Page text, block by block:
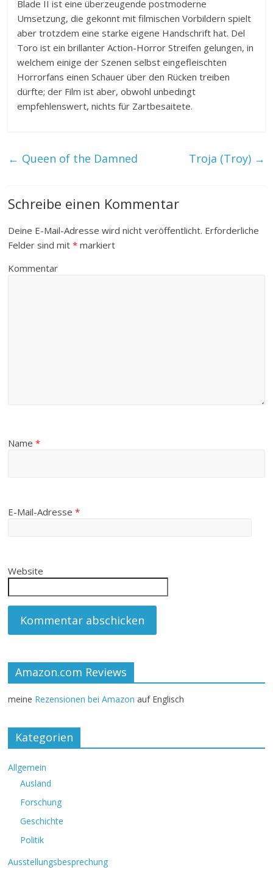
Blade II ist eine überzeugende postmoderne
Umsetzung, die gekonnt mit filmischen Vorbildern spielt
aber trotzdem eine starke eigene Handschrift hat. Del
Toro ist ein brillanter Action-Horror Streifen gelungen, in
welchem einige der Szenen selbst eingefleischten
Horrorfans einen Schauer über den Rücken treiben
dürfte; der Film ist aber, obwohl unbedingt
empfehlenswert, nichts für Zartbesaitete.
← Queen of the Damned Troja (Troy) →
Schreibe einen Kommentar
Deine E-Mail-Adresse wird nicht veröffentlicht. Erforderliche
Felder sind mit* markiert
Kommentar
Name*
E-Mail-Adresse*
Website
Amazon.com Reviews
meine Rezensionen bei Amazon auf Englisch
Kategorien
Allgemein
Ausland
Forschung
Geschichte
Politik
Ausstellungsbesprechung